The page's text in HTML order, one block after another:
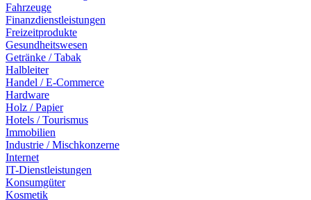
Fahrzeuge
Finanzdienstleistungen
Freizeitprodukte
Gesundheitswesen
Getränke / Tabak
Halbleiter
Handel / E-Commerce
Hardware
Holz / Papier
Hotels / Tourismus
Immobilien
Industrie / Mischkonzerne
Internet
IT-Dienstleistungen
Konsumgüter
Kosmetik